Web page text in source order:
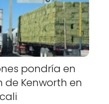
pondría en
Kenworth en